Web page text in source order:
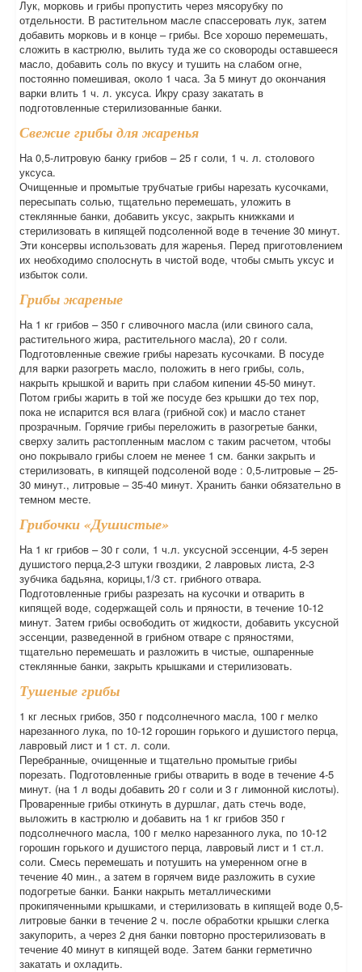
Лук, морковь и грибы пропустить через мясорубку по
отдельности. В растительном масле спассеровать лук, затем
добавить морковь и в конце – грибы. Все хорошо перемешать,
сложить в кастрюлю, вылить туда же со сковороды оставшееся
масло, добавить соль по вкусу и тушить на слабом огне,
постоянно помешивая, около 1 часа. За 5 минут до окончания
варки влить 1 ч. л. уксуса. Икру сразу закатать в
подготовленные стерилизованные банки.
Свежие грибы для жаренья
На 0,5-литровую банку грибов – 25 г соли, 1 ч. л. столового
уксуса.
Очищенные и промытые трубчатые грибы нарезать кусочками,
пересыпать солью, тщательно перемешать, уложить в
стеклянные банки, добавить уксус, закрыть книжками и
стерилизовать в кипящей подсоленной воде в течение 30 минут.
Эти консервы использовать для жаренья. Перед приготовлением
их необходимо сполоснуть в чистой воде, чтобы смыть уксус и
избыток соли.
Грибы жареные
На 1 кг грибов – 350 г сливочного масла (или свиного сала,
растительного жира, растительного масла), 20 г соли.
Подготовленные свежие грибы нарезать кусочками. В посуде
для варки разогреть масло, положить в него грибы, соль,
накрыть крышкой и варить при слабом кипении 45-50 минут.
Потом грибы жарить в той же посуде без крышки до тех пор,
пока не испарится вся влага (грибной сок) и масло станет
прозрачным. Горячие грибы переложить в разогретые банки,
сверху залить растопленным маслом с таким расчетом, чтобы
оно покрывало грибы слоем не менее 1 см. банки закрыть и
стерилизовать, в кипящей подсоленой воде : 0,5-литровые – 25-
30 минут., литровые – 35-40 минут. Хранить банки обязательно в
темном месте.
Грибочки «Душистые»
На 1 кг грибов – 30 г соли, 1 ч.л. уксусной эссенции, 4-5 зерен
душистого перца,2-3 штуки гвоздики, 2 лавровых листа, 2-3
зубчика бадьяна, корицы,1/3 ст. грибного отвара.
Подготовленные грибы разрезать на кусочки и отварить в
кипящей воде, содержащей соль и пряности, в течение 10-12
минут. Затем грибы освободить от жидкости, добавить уксусной
эссенции, разведенной в грибном отваре с пряностями,
тщательно перемешать и разложить в чистые, ошпаренные
стеклянные банки, закрыть крышками и стерилизовать.
Тушеные грибы
1 кг лесных грибов, 350 г подсолнечного масла, 100 г мелко
нарезанного лука, по 10-12 горошин горького и душистого перца,
лавровый лист и 1 ст. л. соли.
Перебранные, очищенные и тщательно промытые грибы
порезать. Подготовленные грибы отварить в воде в течение 4-5
минут. (на 1 л воды добавить 20 г соли и 3 г лимонной кислоты).
Проваренные грибы откинуть в дуршлаг, дать стечь воде,
выложить в кастрюлю и добавить на 1 кг грибов 350 г
подсолнечного масла, 100 г мелко нарезанного лука, по 10-12
горошин горького и душистого перца, лавровый лист и 1 ст.л.
соли. Смесь перемешать и потушить на умеренном огне в
течение 40 мин., а затем в горячем виде разложить в сухие
подогретые банки. Банки накрыть металлическими
прокипяченными крышками, и стерилизовать в кипящей воде 0,5-
литровые банки в течение 2 ч. после обработки крышки слегка
закупорить, а через 2 дня банки повторно простерилизовать в
течение 40 минут в кипящей воде. Затем банки герметично
закатать и охладить.